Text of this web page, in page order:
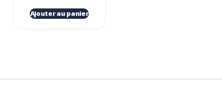
Ajouter au panier